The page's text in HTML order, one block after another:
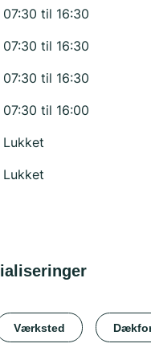
07:30 til 16:30
07:30 til 16:30
07:30 til 16:30
07:30 til 16:00
Lukket
Lukket
Værksted